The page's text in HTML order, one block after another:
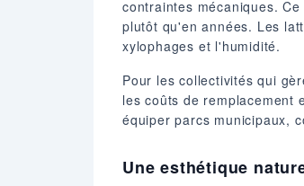
contraintes mécaniques.
plutôt qu'en années. Les
xylophages et l'humidité.
Pour les collectivités qui
les coûts de remplacement
équiper parcs municipaux,
Une esthétique